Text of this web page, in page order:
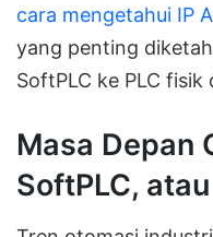
cara mengetahui IP
yang penting
SoftPLC ke PLC
Masa Depan
SoftPLC,